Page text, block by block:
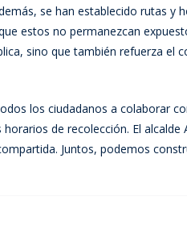
se han establecido rutas y
estos no permanezcan
sino que también refuerza el
los ciudadanos a colaborar
de recolección. El
Juntos, podemos